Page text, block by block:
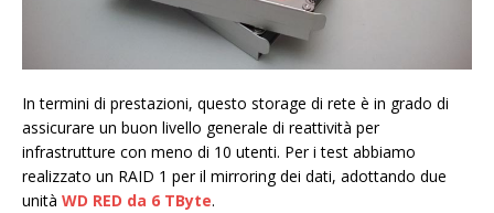
In termini di prestazioni, questo storage di rete è in grado di
assicurare un buon livello generale di reattività per
infrastrutture con meno di 10 utenti. Per i test abbiamo
realizzato un RAID 1 per il mirroring dei dati, adottando due
unità WD RED da 6 TByte.